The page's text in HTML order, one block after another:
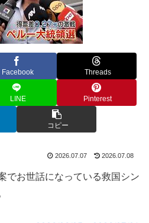
Facebook Threads
LINE Pinterest
コピー
2026.07.07 2026.07.08
でお世話になっている救国シン